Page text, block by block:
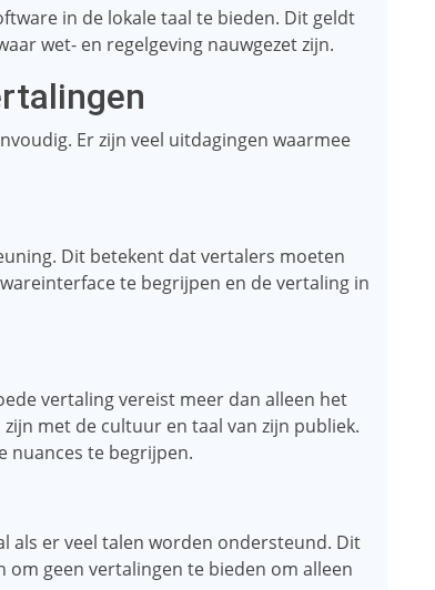
in de lokale taal te bieden. Dit geldt
wet- en regelgeving nauwgezet zijn.
Er zijn veel uitdagingen waarmee
Dit betekent dat vertalers moeten
te begrijpen en de vertaling in
vertaling vereist meer dan alleen het
met de cultuur en taal van zijn publiek.
nuances te begrijpen.
als er veel talen worden ondersteund. Dit
geen vertalingen te bieden om alleen